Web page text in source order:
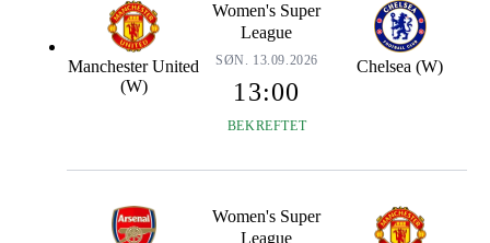
Manchester United
(W)
Women's Super
League
SØN. 13.09.2026
13:00
BEKREFTET
Chelsea (W)
Women's Super
League